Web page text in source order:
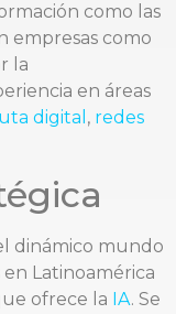
como las
empresas como
la
en áreas
digital , redes
dinámico mundo
Latinoamérica
ofrece la IA. Se